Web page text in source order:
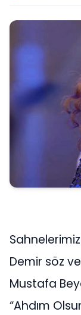
Demir söz
Mustafa
“Ahdım